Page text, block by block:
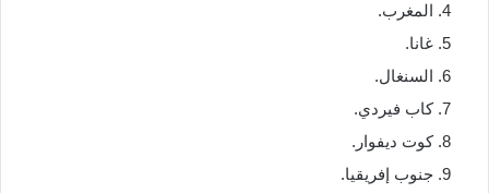
المغرب.
غانا.
السنغال.
كاب فيردي.
كوت ديفوار.
جنوب إفريقيا.